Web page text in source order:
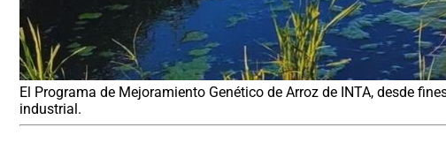
El Programa de Mejoramiento Genético de Arroz de INTA, desde
industrial.